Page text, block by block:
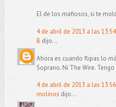
El de los mafiosos, si te
4 de abril de 2013 a las 13:54
B dijo...
Ahora es cuando flipas lo
Soprano. Ni The Wire.
4 de abril de 2013 a las 13:56
molinos dijo...